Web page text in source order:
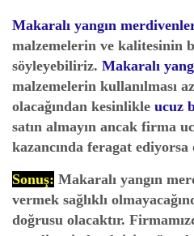
Makaralı yangın
malzemelerin ve kalitesinin
söyleyebiliriz. Makaralı
malzemelerin kullanılması
olacağından kesinlikle ucuz
satın almayın ancak firma
kazancında feragat
Sonuş: Makaralı yangın
vermek sağlıklı
doğrusu olacaktır.